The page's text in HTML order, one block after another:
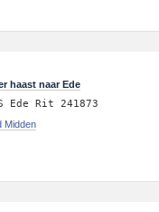
haast naar Ede
Ede Rit 241873
Midden